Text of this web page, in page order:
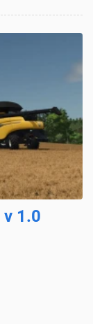
v 1.0